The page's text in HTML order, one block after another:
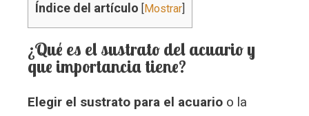
Índice del artículo [Mostrar]
¿Qué es el sustrato del acuario y
que importancia tiene?
Elegir el sustrato para el acuario o la